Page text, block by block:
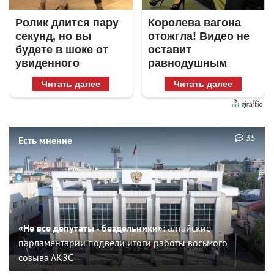
Ролик длится пару
секунд, но вы
будете в шоке от
увиденного
Читать далее
Королева вагона
отожгла! Видео не
оставит
равнодушным
Читать далее
Есть мнение
«Не все депутаты - бездельники»:алтайские
парламентарии подвели итоги работы восьмого
созыва АКЗС
35